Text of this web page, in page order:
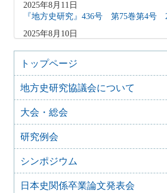
2025年8月11日
『地方史研究』436号 第75巻第4号
2025年8月10日
2025年6月9日
『地方史研究』435号 第75巻第3号
2025年4月9日
『地方史研究』434号 第75巻第2号
2025年2月10日
『地方史研究』433号 第75巻第1号
2025年1月15日
『地方史研究』432号 第74巻第6号
『地方史研究』431号 第74巻第5号
トップページ
地方史研究協議会について
大会・総会
研究例会
シンポジウム
日本史関係卒業論文発表会